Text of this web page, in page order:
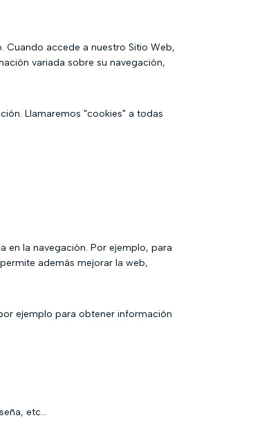
Cuando accede a nuestro Sitio Web,
variada sobre su navegación,
Llamaremos "cookies" a todas
en la navegación. Por ejemplo, para
además mejorar la web,
ejemplo para obtener información
etc...